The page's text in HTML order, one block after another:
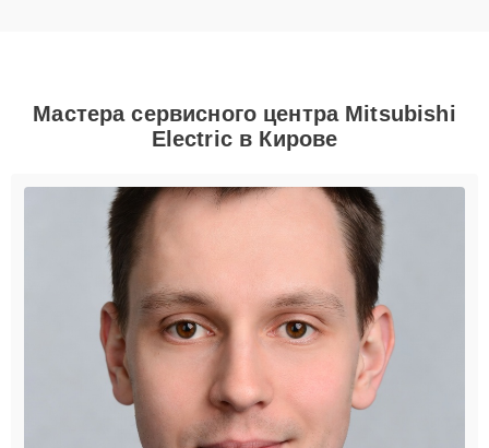
Мастера сервисного центра Mitsubishi
Electric в Кирове